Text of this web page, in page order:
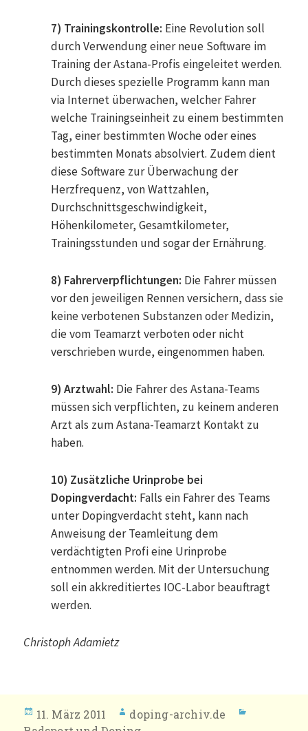
7) Trainingskontrolle: Eine Revolution soll
durch Verwendung einer neue Software im
Training der Astana-Profis eingeleitet werden.
Durch dieses spezielle Programm kann man
via Internet überwachen, welcher Fahrer
welche Trainingseinheit zu einem bestimmten
Tag, einer bestimmten Woche oder eines
bestimmten Monats absolviert. Zudem dient
diese Software zur Überwachung der
Herzfrequenz, von Wattzahlen,
Durchschnittsgeschwindigkeit,
Höhenkilometer, Gesamtkilometer,
Trainingsstunden und sogar der Ernährung.
8) Fahrerverpflichtungen: Die Fahrer müssen
vor den jeweiligen Rennen versichern, dass sie
keine verbotenen Substanzen oder Medizin,
die vom Teamarzt verboten oder nicht
verschrieben wurde, eingenommen haben.
9) Arztwahl: Die Fahrer des Astana-Teams
müssen sich verpflichten, zu keinem anderen
Arzt als zum Astana-Teamarzt Kontakt zu
haben.
10) Zusätzliche Urinprobe bei
Dopingverdacht: Falls ein Fahrer des Teams
unter Dopingverdacht steht, kann nach
Anweisung der Teamleitung dem
verdächtigten Profi eine Urinprobe
entnommen werden. Mit der Untersuchung
soll ein akkreditiertes IOC-Labor beauftragt
werden.
Christoph Adamietz
Veröffentlicht
11. März 2011 Autor
doping-archiv.de